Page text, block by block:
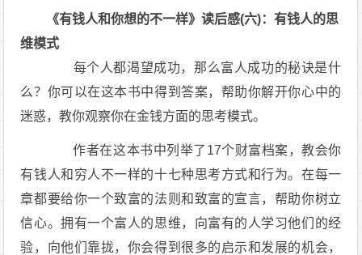
《有钱人和你想的不一样》读后感(六)：有钱人的思
维模式
每个人都渴望成功，那么富人成功的秘诀是什
么？你可以在这本书中得到答案，帮助你解开你心中的
迷惑，教你观察你在金钱方面的思考模式。
作者在这本书中列举了17个财富档案，教会你
有钱人和穷人不一样的十七种思考方式和行为。在每一
章都要给你一个致富的法则和致富的宣言，帮助你树立
信心。拥有一个富人的思维，向富有的人学习他们的经
验，向他们靠拢，你会得到很多的启示和发展的机会，